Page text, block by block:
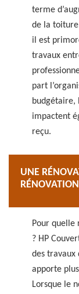
terme
de la
il est
travaux
part
budgétaire,
impactent
reçu.
UNE
Pour quelle
? HP
des travaux
apporte
Lorsque le